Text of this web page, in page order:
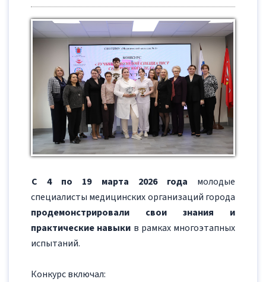
С 4 по 19 марта 2026 года молодые
специалисты медицинских организаций города
продемонстрировали свои знания и
практические навыки в рамках многоэтапных
испытаний.
Конкурс включал: